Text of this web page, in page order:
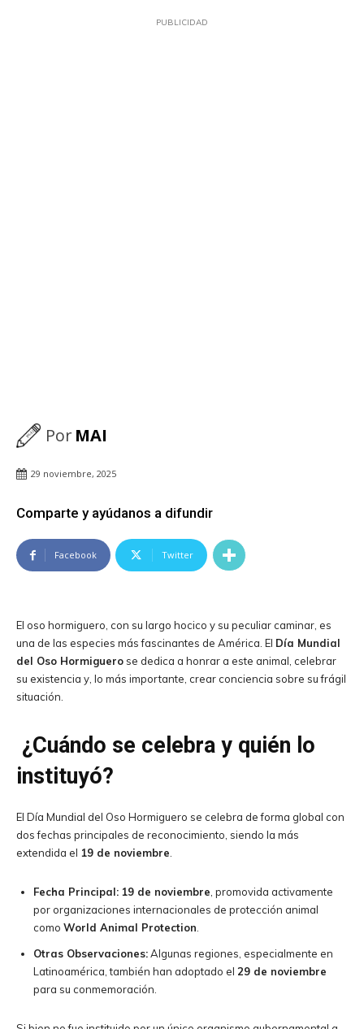
PUBLICIDAD
PorMAI
29 noviembre, 2025
Comparte y ayúdanos a difundir
Facebook Twitter
El oso hormiguero, con su largo hocico y su peculiar caminar, es
una de las especies más fascinantes de América. El Día Mundial
del Oso Hormiguero se dedica a honrar a este animal, celebrar
su existencia y, lo más importante, crear conciencia sobre su frágil
situación.
¿Cuándo se celebra y quién lo
instituyó?
El Día Mundial del Oso Hormiguero se celebra de forma global con
dos fechas principales de reconocimiento, siendo la más
extendida el 19 de noviembre.
Fecha Principal: 19 de noviembre, promovida activamente
por organizaciones internacionales de protección animal
como World Animal Protection.
Otras Observaciones:Algunas regiones, especialmente en
Latinoamérica, también han adoptado el 29 de noviembre
para su conmemoración.